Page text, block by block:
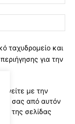
ταχυδρομείο και
για την
με την
σας από αυτόν
της σελίδας